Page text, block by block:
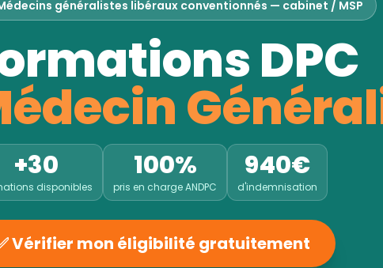
généralistes libéraux conventionnés — cabinet / MSP
DPC
+30
disponibles
100%
pris en charge ANDPC
940€
d'indemnisation
Vérifier mon éligibilité gratuitement